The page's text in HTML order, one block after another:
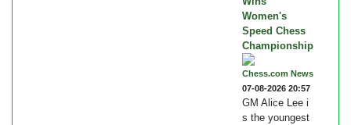
Women's
Speed Chess
Championship
Chess.com News
07-08-2026 20:57
GM Alice Lee i
s the youngest